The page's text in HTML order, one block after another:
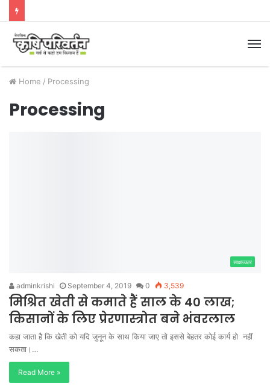
Home / Processing
Processing
साक्षात्कार
adminkrishi September 4, 2019 0 3,539
मिश्रित खेती से कमाते हैं साल के 40 लाख;
किसानों के लिए प्रेरणास्त्रोत बने भंवरलाल
कहा जाता है कि खेती को यदि जुनून के साथ किया जाए तो इससे बेहतर कोई कार्य हो नहीं
सकता।…
Read More »